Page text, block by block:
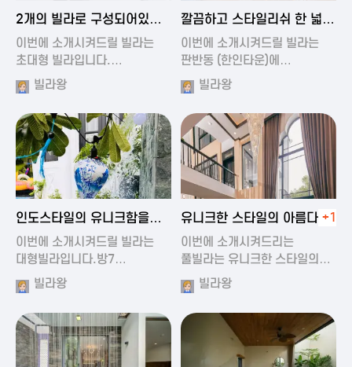
2024-11-19 00:54
2개의 빌라로 구성되어있는
대형 풀빌…
이번에 소개시켜드릴 빌라는
초대형 빌라입니다.…
빌라왕
2024-11-19 01:27
깔끔하고 스타일리쉬 한 넓은
풀빌라
이번에 소개시켜드릴 빌라는
판반동 (한인타운)에…
빌라왕
2024-11-19 01:35
인도스타일의 유니크함을
가진 풀빌라
이번에 소개시켜드릴 빌라는
대형빌라입니다.방7…
빌라왕
2024-11-19 00:45
유니크한 스타일의 아름다운
풀빌라
+1
이번에 소개시켜드리는
풀빌라는 유니크한 스타일의…
빌라왕